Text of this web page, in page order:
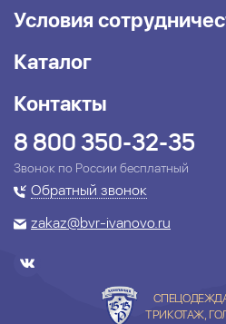
Условия
Каталог
Контакты
8 800 350-32-35
Звонок по России бесплатный
Обратный звонок
zakaz@bvr-ivanovo.ru
ТРИКОТАЖ,